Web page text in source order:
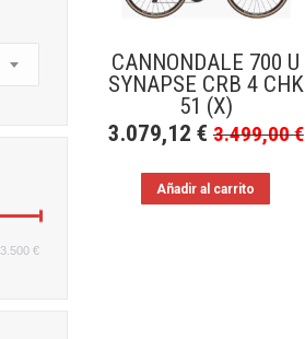
CANNONDALE 700 U
SYNAPSE CRB 4 CHK
51 (X)
3.079,12 € 3.499,00€
Añadir al carrito
Precio
Precio
3.500 €